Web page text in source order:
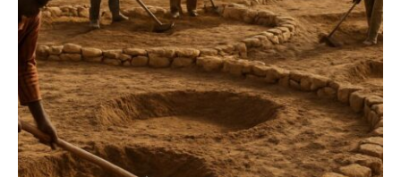
Food
Health
Life
Interview